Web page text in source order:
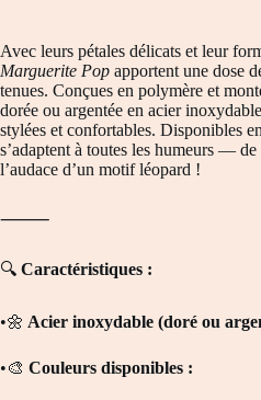
Avec leurs pétales délicats et leur
Marguerite Pop apportent une dose
tenues. Conçues en polymère et
dorée ou argentée en acier
stylées et confortables. Disponibles
s’adaptent à toutes les humeurs —
l’audace d’un motif léopard !
⸻
🔍 Caractéristiques :
•🌼 Acier inoxydable (doré ou
•🎨 Couleurs disponibles :